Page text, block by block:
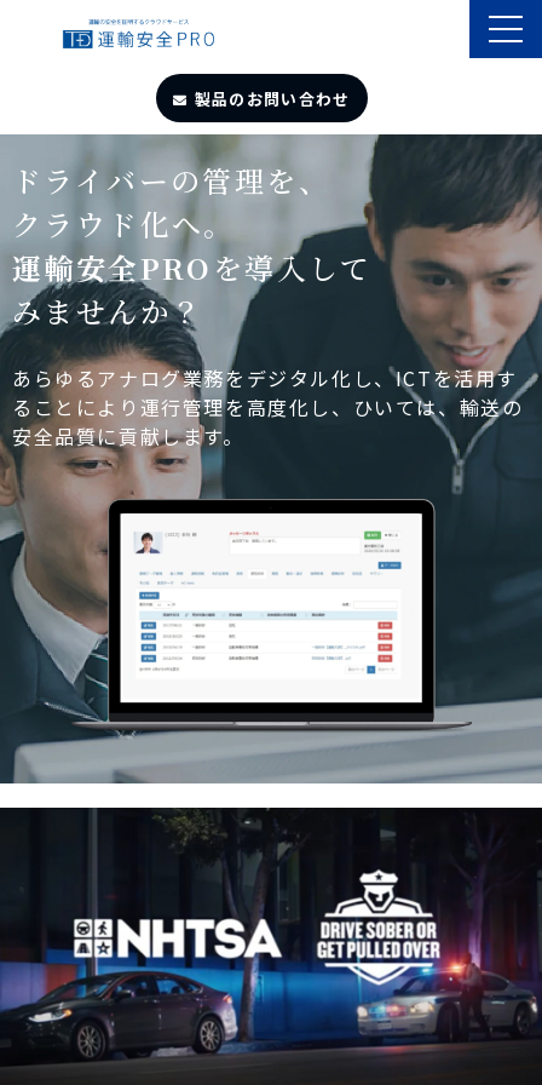
製品のお問い合わせ
TOP
導入事例
製品・サービス
自動点呼
遠隔点呼
お役立ちサイト
ドライバーの管理を、
クラウド化へ。
運輸安全PRO を導入して
みませんか？
あらゆるアナログ業務をデジタル化し、ICTを活用す
ることにより運行管理を高度化し、ひいては、輸送の
安全品質に貢献します。